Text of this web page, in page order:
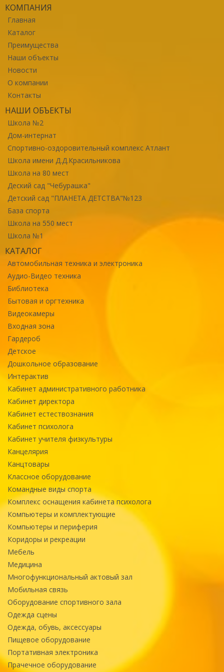
КОМПАНИЯ
Главная
Каталог
Преимущества
Наши объекты
Новости
О компании
Контакты
НАШИ ОБЪЕКТЫ
Школа №2
Дом-интернат
Спортивно-оздоровительный комплекс Атлант
Школа имени Д.Д.Красильникова
Школа на 80 мест
Деский сад "Чебурашка"
Детский сад "ПЛАНЕТА ДЕТСТВА"№123
База спорта
Школа на 550 мест
Школа №1
КАТАЛОГ
Автомобильная техника и электроника
Аудио-Видео техника
Библиотека
Бытовая и оргтехника
Видеокамеры
Входная зона
Гардероб
Детское
Дошкольное образование
Интерактив
Кабинет административного работника
Кабинет директора
Кабинет естествознания
Кабинет психолога
Кабинет учителя физкультуры
Канцелярия
Канцтовары
Классное оборудование
Командные виды спорта
Комплекс оснащения кабинета психолога
Компьютеры и комплектующие
Компьютеры и периферия
Коридоры и рекреации
Мебель
Медицина
Многофункциональный актовый зал
Мобильная связь
Оборудование спортивного зала
Одежда сцены
Одежда, обувь, аксессуары
Пищевое оборудование
Портативная электроника
Прачечное оборудование